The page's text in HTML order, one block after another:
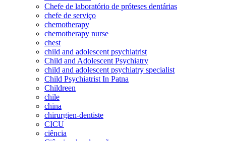
Chefe de laboratório de próteses dentárias
chefe de serviço
chemotherapy
chemotherapy nurse
chest
child and adolescent psychiatrist
Child and Adolescent Psychiatry
child and adolescent psychiatry specialist
Child Psychiatrist In Patna
Childreen
chile
china
chirurgien-dentiste
CICU
ciência